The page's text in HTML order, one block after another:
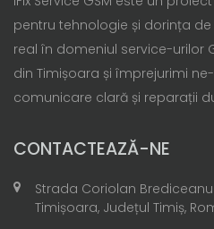
pentru tehnologie și dorința
real în domeniul service-urilor
din Timișoara și împrejurimi
comunicare clară și reparații
CONTACTEAZĂ-NE
Strada Coriolan Brediceanu
Timișoara, Județul Timiș,